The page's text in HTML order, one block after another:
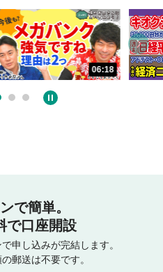
06:18
で簡単。
で口座開設
申し込みが完結します。
郵送は不要です。